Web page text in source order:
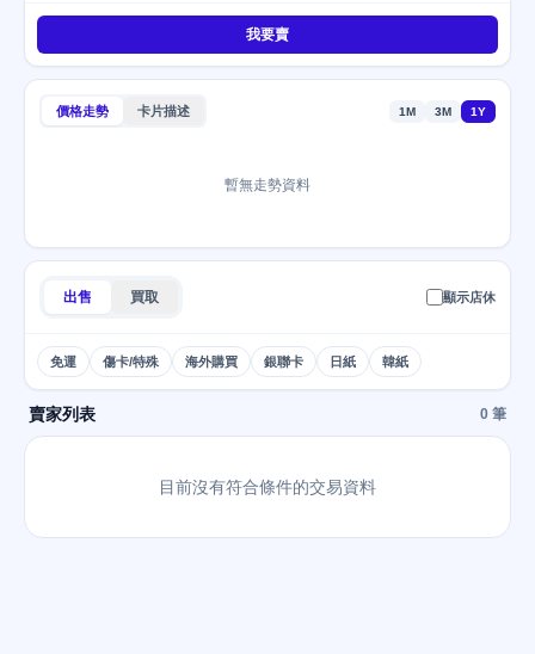
我要賣
價格走勢 卡片描述 1M 3M 1Y
暫無走勢資料
出售 買取 顯示店休
免運 傷卡/特殊 海外購買 銀聯卡 日紙 韓紙
賣家列表 0 筆
目前沒有符合條件的交易資料